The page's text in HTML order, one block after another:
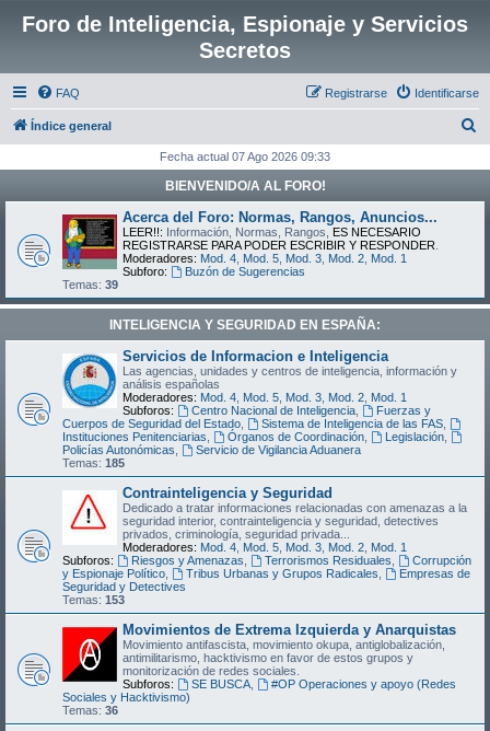
Foro de Inteligencia, Espionaje y Servicios
Secretos
FAQ Identificarse
Registrarse
Índice general
c
Fecha actual 07 Ago 2026 09:33
BIENVENIDO/A AL FORO!
Acerca del Foro: Normas, Rangos, Anuncios...
LEER!!: Información, Normas, Rangos, ES NECESARIO
REGISTRARSE PARA PODER ESCRIBIR Y RESPONDER
Moderadores: Mod. 4 Mod. 5 Mod. 3 Mod. 2 Mod. 1
Subforo:
Buzón de Sugerencias
Temas: 39
INTELIGENCIA Y SEGURIDAD EN ESPAÑA:
Servicios de Informacion e Inteligencia
Las agencias, unidades y centros de inteligencia, información y
análisis españolas
Moderadores: Mod. 4 Mod. 5 Mod. 3 Mod. 2 Mod. 1
Subforos:
Centro Nacional de Inteligencia,
Fuerzas y
Cuerpos de Seguridad del Estado
Sistema de Inteligencia de las FAS,
Instituciones Penitenciarias
Órganos de Coordinación, Legislación,
Policías Autonómicas
Servicio de Vigilancia Aduanera
Temas: 185
Contrainteligencia y Seguridad
Dedicado a tratar informaciones relacionadas con amenazas a la
seguridad interior, contrainteligencia y seguridad, detectives
privados, criminología, seguridad privada...
Moderadores: Mod. 4 Mod. 5 Mod. 3 Mod. 2 Mod. 1
Subforos:
Riesgos y Amenazas Terrorismos Residuales
Corrupción
y Espionaje Político
Tribus Urbanas y Grupos Radicales
Empresas de
Seguridad y Detectives
Temas: 153
Movimientos de Extrema Izquierda y Anarquistas
Movimiento antifascista, movimiento okupa, antiglobalización,
antimilitarismo, hacktivismo en favor de estos grupos y
monitorización de redes sociales.
Subforos:
SE BUSCA,
#OP Operaciones y apoyo (Redes
Sociales y Hacktivismo)
Temas: 36